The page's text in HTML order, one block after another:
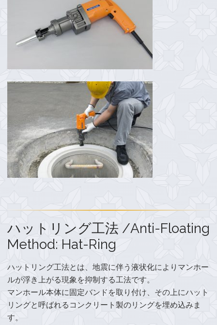
ハットリング工法 /Anti-Floating
Method: Hat-Ring
ハットリング工法とは、地震に伴う液状化によりマンホー
ルが浮き上がる現象を抑制する工法です。
マンホール本体に固定バンドを取り付け、その上にハット
リングと呼ばれるコンクリート製のリングを埋め込みま
す。